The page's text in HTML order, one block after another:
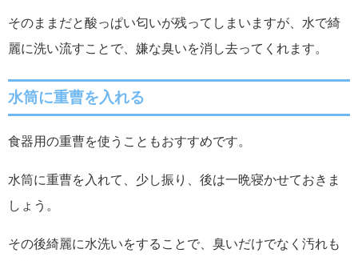
そのままだと酸っぱい匂いが残ってしまいますが、水で綺
麗に洗い流すことで、嫌な臭いを消し去ってくれます。
水筒に重曹を入れる
食器用の重曹を使うこともおすすめです。
水筒に重曹を入れて、少し振り、後は一晩寝かせておきま
しょう。
その後綺麗に水洗いをすることで、臭いだけでなく汚れも